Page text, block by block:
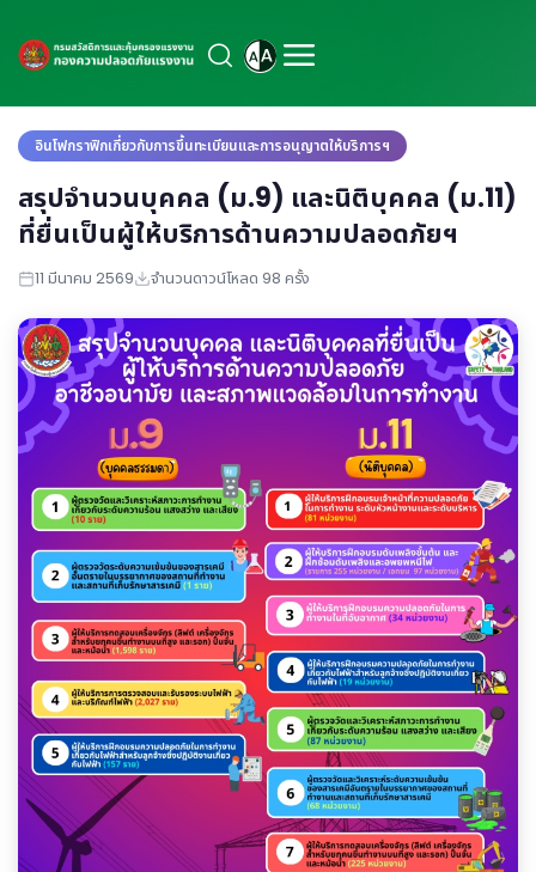
อินโฟกราฟิกเกี่ยวกับการขึ้นทะเบียนและการอนุญาตให้บริการฯ
สรุปจำนวนบุคคล (ม.9) และนิติบุคคล (ม.11)
ที่ยื่นเป็นผู้ให้บริการด้านความปลอดภัยฯ
11 มีนาคม 2569 จำนวนดาวน์โหลด 98 ครั้ง